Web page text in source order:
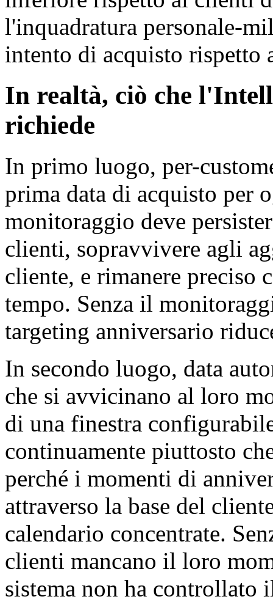
l'inquadratura personale-
intento di acquisto rispetto
In realtà, ciò che
richiede
In primo luogo, per-
prima data di acquisto per
monitoraggio deve
clienti, sopravvivere agli
cliente, e rimanere preciso
tempo. Senza il
targeting anniversario
In secondo luogo, data
che si avvicinano al loro
di una finestra
continuamente piuttosto
perché i momenti di
attraverso la base del
calendario concentrate.
clienti mancano il loro
sistema non ha controllato